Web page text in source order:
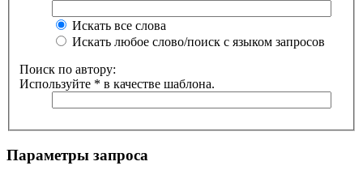
Искать все слова
Искать любое слово/поиск с языком запросов
Поиск по автору:
Используйте * в качестве шаблона.
Параметры запроса